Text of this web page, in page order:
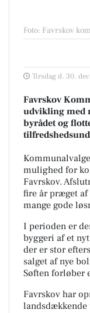
Foto: Favrskov
Tirsdag d. 30.
Favrskov
udvikling med
byrådet og
mulighed for
Favrskov.
fire år præget af
mange gode
I perioden er
byggeri af et
der er stor
salget af nye
Søften forløber
Favrskov har
landsdækkende